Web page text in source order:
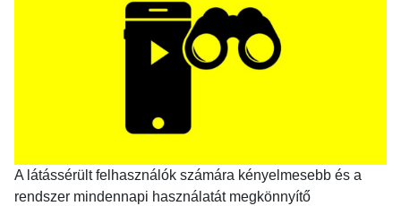
A látássérült felhasználók számára kényelmesebb és a
rendszer mindennapi használatát megkönnyítő